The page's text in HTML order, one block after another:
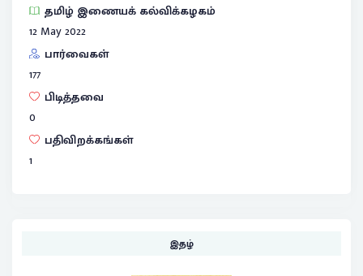
தமிழ் இணையக் கல்விக்கழகம்
12 May 2022
பார்வைகள்
177
பிடித்தவை
0
பதிவிறக்கங்கள்
1
இதழ்